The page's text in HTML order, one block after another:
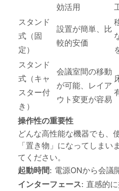
効活用
スタンド
式（固
定）
設置が簡単、比
較的安価
スタンド
式（キャ
スター付
き）
会議室間の移動
が可能、レイア
ウト変更が容易
操作性の重要性
どんな高性能な機器でも、
「置き物」になってしまい
てください。
起動時間: 電源ONから会議
インターフェース: 直感的